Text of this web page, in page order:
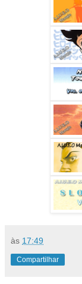
às 17:49
Compartilhar